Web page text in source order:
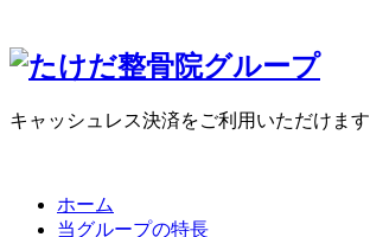
キャッシュレス決済をご利用いただけます
ホーム
当グループの特長